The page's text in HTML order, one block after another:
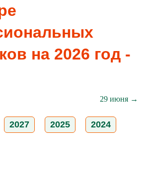
на 2026 год -
29 июня →
2027 2025 2024